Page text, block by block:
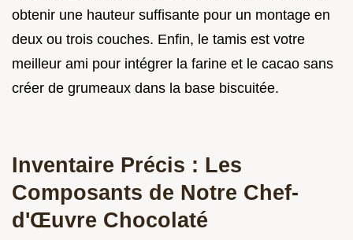
obtenir une hauteur suffisante pour un montage en
deux ou trois couches. Enfin, le tamis est votre
meilleur ami pour intégrer la farine et le cacao sans
créer de grumeaux dans la base biscuitée.
Inventaire Précis : Les
Composants de Notre Chef-
d'Œuvre Chocolaté